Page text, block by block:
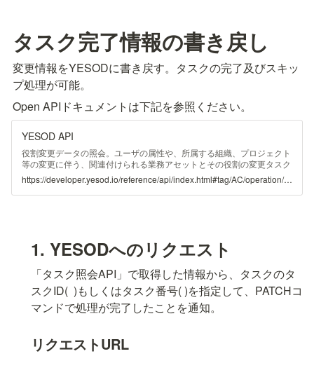
タスク完了情報の書き戻し
変更情報をYESODに書き戻す。タスクの完了及びスキッ
プ処理が可能。
Open APIドキュメントは下記を参照ください。
YESOD API
役割変更データの照会。ユーザの属性や、所属する組織、プロジェクト
等の変更に伴う、関連付けられる業務アセットとその役割の変更タスク
を照会する。
https://developer.yesod.io/reference/api/index.html#tag/AC/operation/authorityTasksWithTaskId
1. YESODへのリクエスト
「タスク照会API」で取得した情報から、タスクのタ
スクID( )もしくはタスク番号( )を指定して、PATCHコ
マンドで処理が完了したことを通知。
リクエストURL